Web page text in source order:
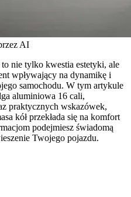
AI
nie tylko kwestia estetyki, ale
wpływający na dynamikę i
samochodu. W tym artykule
aluminiowa 16 cali,
praktycznych wskazówek,
kół przekłada się na komfort
podejmiesz świadomą
Twojego pojazdu.